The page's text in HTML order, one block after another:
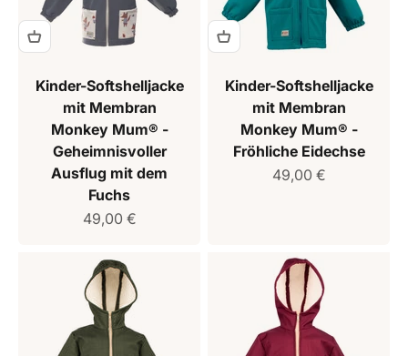
Kinder-Softshelljacke
mit Membran
Monkey Mum® -
Geheimnisvoller
Ausflug mit dem
Fuchs
Verkaufspreis
49,00 €
Kinder-Softshelljacke
mit Membran
Monkey Mum® -
Fröhliche Eidechse
Verkaufspreis
49,00 €